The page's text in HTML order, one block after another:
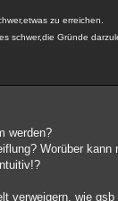
zu erreichen.
schwer,die Gründe
werden?
Worüber
verweigern, wie